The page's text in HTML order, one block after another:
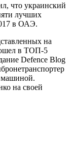
что украинский
лучших
в ОАЭ.
на
в ТОП-5
Defence Blog
машиной.
на своей